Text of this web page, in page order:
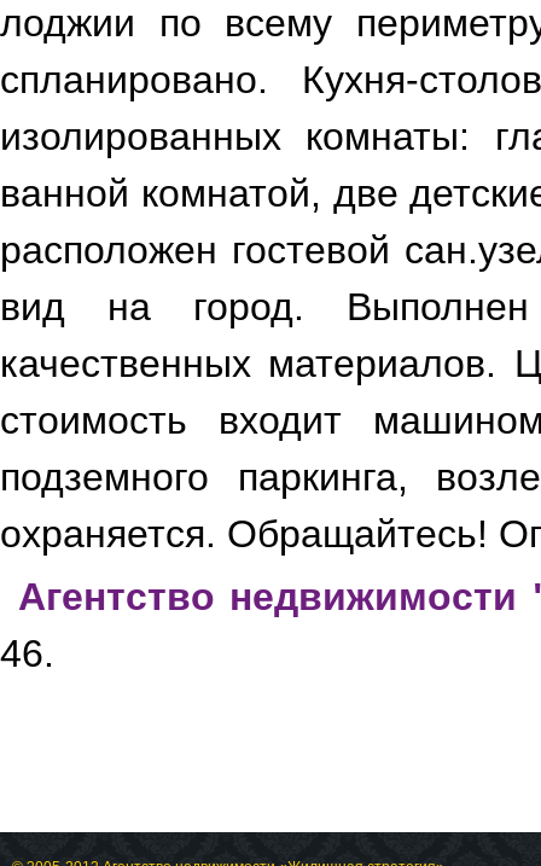
1
a555-d4e9c6adf3ef ...
241e2ee3-d9f8-467d-
8591-f1e2e189d46c ...
лоджии по всему
спланировано. Кухня-
изолированных комнаты:
ванной комнатой, две
расположен гостевой
вид на город. Выполнен
качественных материалов.
стоимость входит
подземного паркинга,
охраняется. Обращайтесь!
Агентство
46.